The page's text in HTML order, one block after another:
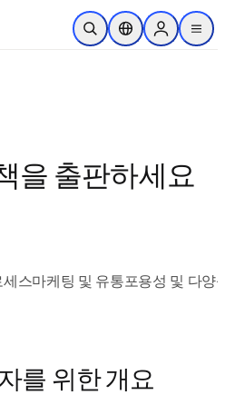
주요 콘텐츠로 건너뛰기
검색 열기위치 선택기Sign in to
menu
을 출판하세요
세스마케팅 및 유통포용성 및 다양
를 위한 개요